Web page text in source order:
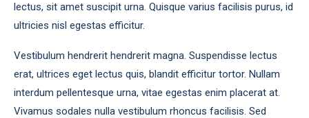
lectus, sit amet suscipit urna. Quisque varius facilisis purus, id
ultricies nisl egestas efficitur.
Vestibulum hendrerit hendrerit magna. Suspendisse lectus
erat, ultrices eget lectus quis, blandit efficitur tortor. Nullam
interdum pellentesque urna, vitae egestas enim placerat at.
Vivamus sodales nulla vestibulum rhoncus facilisis. Sed